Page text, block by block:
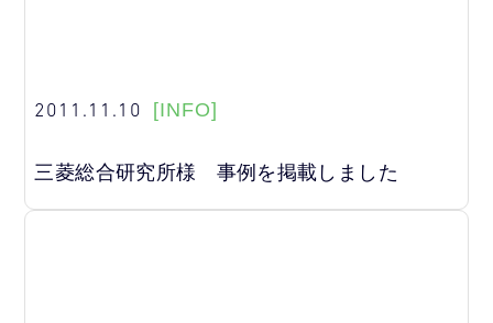
2011.11.10 [INFO]
三菱総合研究所様 事例を掲載しました